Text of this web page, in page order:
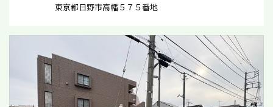
東京都日野市高幡５７５番地